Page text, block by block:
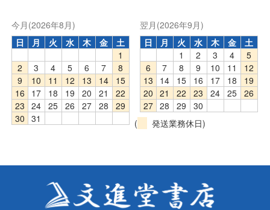
今月(2026年8月)
日
月 火 水 木 金
土
1
2
3 4 5 6 7
8
9
10 11 12 13 14
15
16
17 18 19 20 21
22
23
24 25 26 27 28
29
30
31
翌月(2026年9月)
日
月 火 水 木 金
土
1
2 3 4
5
6
7 8 9 10 11
12
13
14 15 16 17 18
19
20
21 22 23 24 25
26
27 28 29
30
(
発送業務休日)